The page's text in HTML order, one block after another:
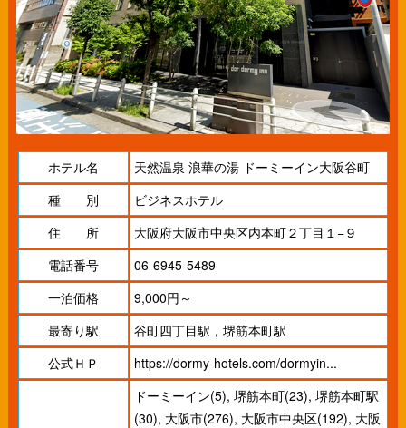
ホテル名
天然温泉 浪華の湯 ドーミーイン大阪谷町
種 別
ビジネスホテル
住 所
大阪府大阪市中央区内本町２丁目１−９
電話番号
06-6945-5489
一泊価格
9,000円～
最寄り駅
谷町四丁目駅，堺筋本町駅
公式ＨＰ
https://dormy-hotels.com/dormyin...
ドーミーイン(5), 堺筋本町(23), 堺筋本町駅
(30), 大阪市(276), 大阪市中央区(192), 大阪